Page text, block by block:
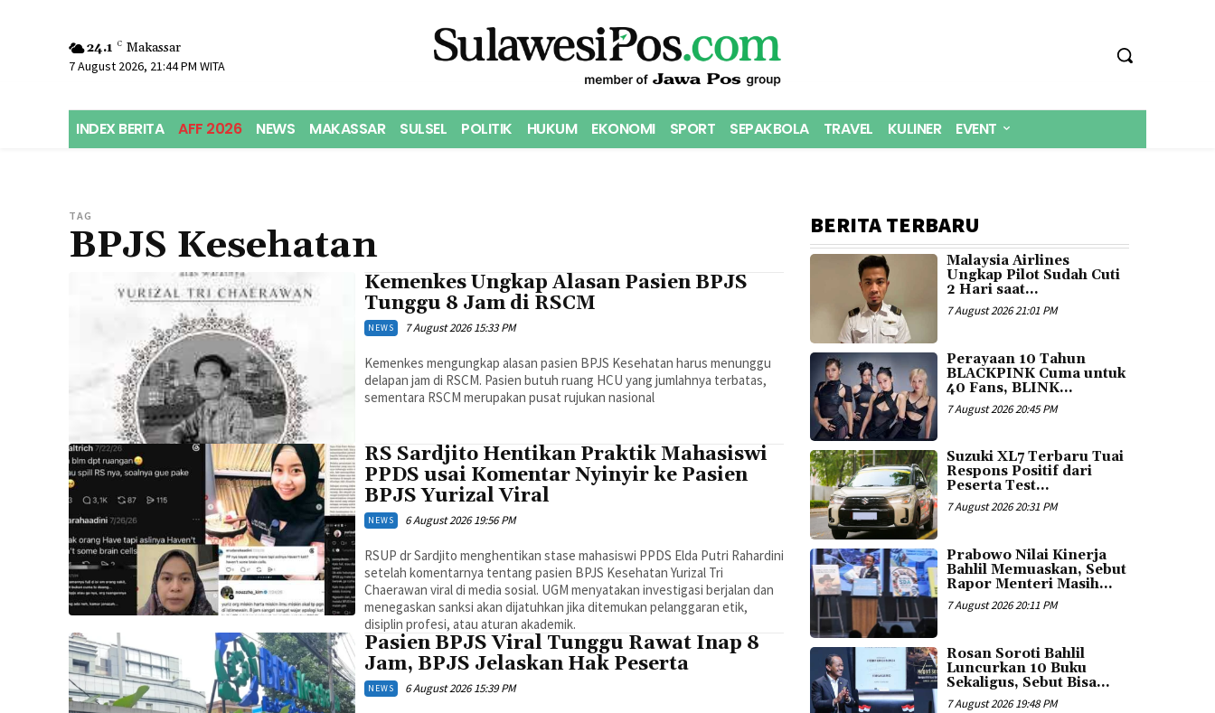
24.1 C Makassar
7 August 2026, 21:44 PM WITA
INDEX BERITA AFF 2026 NEWS MAKASSAR SULSEL POLITIK HUKUM EKONOMI SPORT SEPAKBOLA TRAVEL KULINER EVENT
TAG
BPJS Kesehatan
Kemenkes Ungkap Alasan Pasien BPJS
Tunggu 8 Jam di RSCM
NEWS 7 August 2026 15:33 PM
Kemenkes mengungkap alasan pasien BPJS Kesehatan harus menunggu
delapan jam di RSCM. Pasien butuh ruang HCU yang jumlahnya terbatas,
sementara RSCM merupakan pusat rujukan nasional
RS Sardjito Hentikan Praktik Mahasiswi
PPDS usai Komentar Nyinyir ke Pasien
BPJS Yurizal Viral
NEWS 6 August 2026 19:56 PM
RSUP dr Sardjito menghentikan stase mahasiswi PPDS Elda Putri Rahardini
setelah komentarnya tentang pasien BPJS Kesehatan Yurizal Tri
Chaerawan viral di media sosial. UGM menyatakan investigasi berjalan dan
menegaskan sanksi akan dijatuhkan jika ditemukan pelanggaran etik,
disiplin profesi, atau aturan akademik.
Pasien BPJS Viral Tunggu Rawat Inap 8
Jam, BPJS Jelaskan Hak Peserta
NEWS 6 August 2026 15:39 PM
BERITA TERBARU
Malaysia Airlines
Ungkap Pilot Sudah Cuti
2 Hari saat...
7 August 2026 21:01 PM
Perayaan 10 Tahun
BLACKPINK Cuma untuk
40 Fans, BLINK...
7 August 2026 20:45 PM
Suzuki XL7 Terbaru Tuai
Respons Positif dari
Peserta Test...
7 August 2026 20:31 PM
Prabowo Nilai Kinerja
Bahlil Memuaskan, Sebut
Rapor Menteri Masih...
7 August 2026 20:11 PM
Rosan Soroti Bahlil
Luncurkan 10 Buku
Sekaligus, Sebut Bisa...
7 August 2026 19:48 PM